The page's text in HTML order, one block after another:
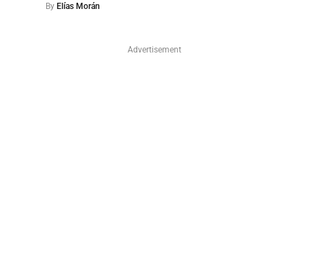
By Elías Morán
Advertisement